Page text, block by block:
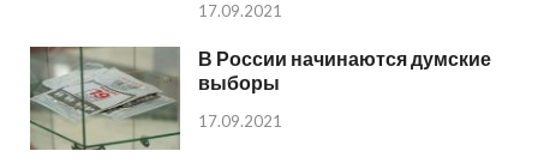
17.09.2021
В России начинаются думские
выборы
17.09.2021